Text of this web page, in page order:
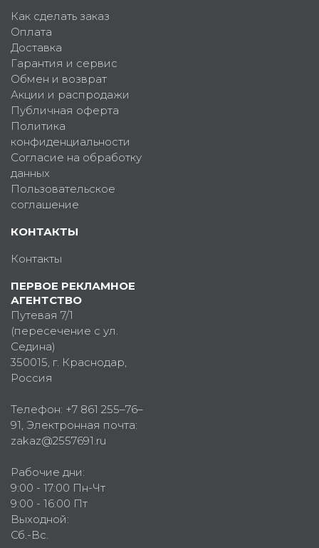
Как сделать заказ
Оплата
Доставка
Гарантия и сервис
Обмен и возврат
Акции и распродажи
Публичная оферта
Политика
конфиденциальности
Согласие на обработку
данных
Пользовательское
соглашение
КОНТАКТЫ
Контакты
ПЕРВОЕ РЕКЛАМНОЕ
АГЕНТСТВО
Путевая 7/1
(пересечение с ул.
Седина)
350015, г. Краснодар,
Россия
Телефон: +7 861 255–76–
91, Электронная почта:
zakaz@2557691.ru
Рабочие дни:
9:00 - 17:00 Пн-Чт
9:00 - 16:00 Пт
Выходной:
Сб.-Вс.